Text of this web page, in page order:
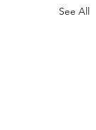
See All